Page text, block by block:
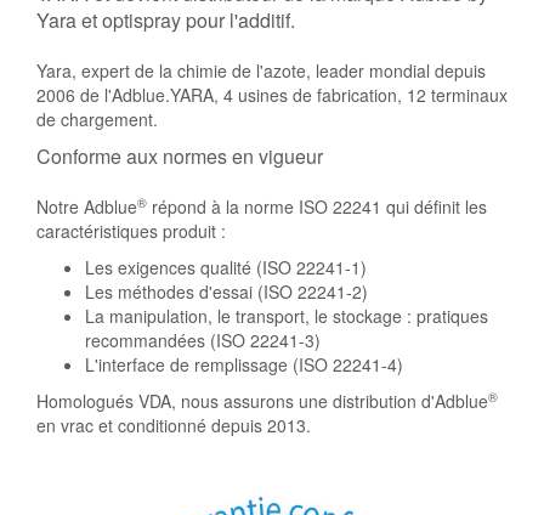
Yara et optispray pour l'additif.
Yara, expert de la chimie de l'azote, leader mondial depuis
2006 de l'Adblue.YARA, 4 usines de fabrication, 12 terminaux
de chargement.
Conforme aux normes en vigueur
Notre Adblue® répond à la norme ISO 22241 qui définit les
caractéristiques produit :
Les exigences qualité (ISO 22241-1)
Les méthodes d'essai (ISO 22241-2)
La manipulation, le transport, le stockage : pratiques
recommandées (ISO 22241-3)
L'interface de remplissage (ISO 22241-4)
Homologués VDA, nous assurons une distribution d'Adblue®
en vrac et conditionné depuis 2013.